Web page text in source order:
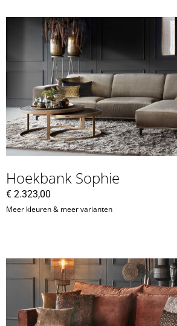
Hoekbank Sophie
€ 2.323,00
Meer kleuren & meer varianten